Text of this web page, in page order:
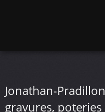
Jonathan-Pradillon
gravures, poteries